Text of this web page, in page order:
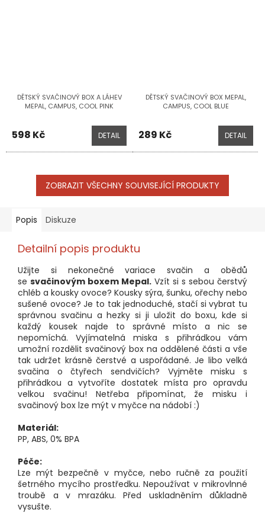
DĚTSKÝ SVAČINOVÝ BOX A LÁHEV
MEPAL, CAMPUS, COOL PINK
598 Kč DETAIL
DĚTSKÝ SVAČINOVÝ BOX MEPAL,
CAMPUS, COOL BLUE
289 Kč DETAIL
ZOBRAZIT VŠECHNY SOUVISEJÍCÍ PRODUKTY
Popis Diskuze
Detailní popis produktu
Užijte si nekonečné variace svačin a obědů
sesvačinovým boxem Mepal. Vzít si s sebou čerstvý
chléb a kousky ovoce? Kousky sýra, šunku, ořechy nebo
sušené ovoce? Je to tak jednoduché, stačí si vybrat tu
správnou svačinu a hezky si ji uložit do boxu, kde si
každý kousek najde to správné místo a nic se
nepomíchá. Vyjímatelná miska s přihrádkou vám
umožní rozdělit svačinový box na oddělené části a vše
tak udržet krásně čerstvé a uspořádané. Je libo velká
svačina o čtyřech sendvičích? Vyjměte misku s
přihrádkou a vytvoříte dostatek místa pro opravdu
velkou svačinu! Netřeba připomínat, že misku i
svačinový box lze mýt v myčce na nádobí :)
Materiál:
PP, ABS, 0% BPA
Péče:
Lze mýt bezpečně v myčce, nebo ručně za použití
šetrného mycího prostředku. Nepoužívat v mikrovlnné
troubě a v mrazáku. Před uskladněním důkladně
vysušte.